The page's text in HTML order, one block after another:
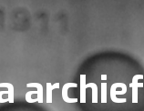
archief